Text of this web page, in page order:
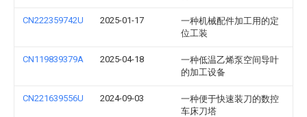
CN222359742U 2025-01-17
一种机械配件加工用的定
位工装
CN119839379A 2025-04-18
一种低温乙烯泵空间导叶
的加工设备
CN221639556U 2024-09-03
一种便于快速装刀的数控
车床刀塔